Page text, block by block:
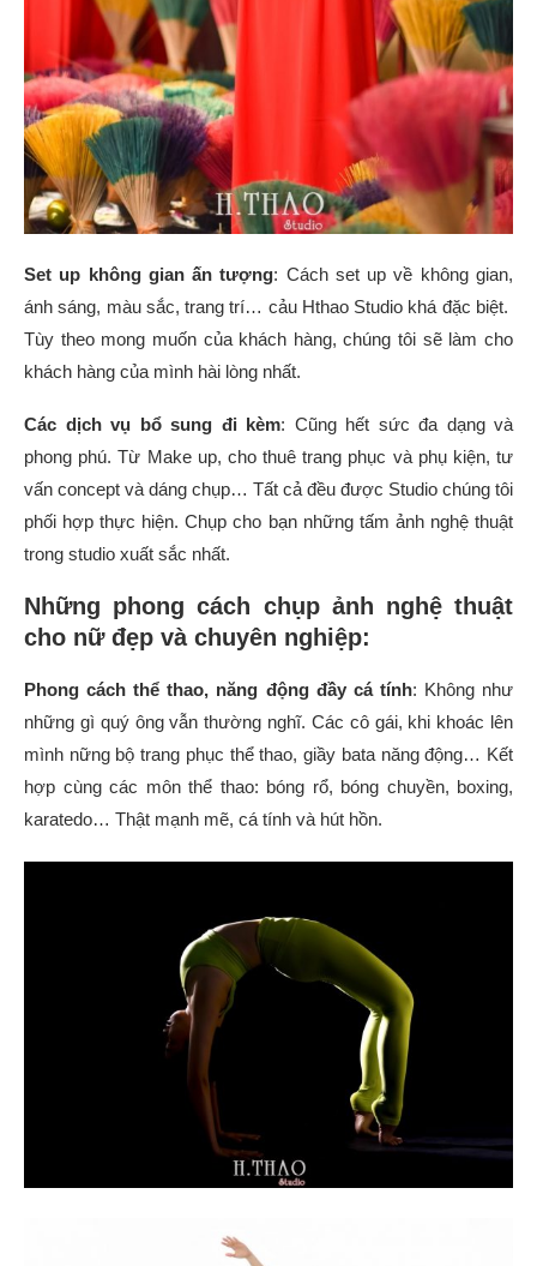
Set up không gian ấn tượng: Cách set up về không gian,
ánh sáng, màu sắc, trang trí… cảu Hthao Studio khá đặc biệt.
Tùy theo mong muốn của khách hàng, chúng tôi sẽ làm cho
khách hàng của mình hài lòng nhất.
Các dịch vụ bổ sung đi kèm: Cũng hết sức đa dạng và
phong phú. Từ Make up, cho thuê trang phục và phụ kiện, tư
vấn concept và dáng chụp… Tất cả đều được Studio chúng tôi
phối hợp thực hiện. Chụp cho bạn những tấm ảnh nghệ thuật
trong studio xuất sắc nhất.
Những phong cách chụp ảnh nghệ thuật
cho nữ đẹp và chuyên nghiệp:
Phong cách thể thao, năng động đầy cá tính: Không như
những gì quý ông vẫn thường nghĩ. Các cô gái, khi khoác lên
mình nững bộ trang phục thể thao, giầy bata năng động… Kết
hợp cùng các môn thể thao: bóng rổ, bóng chuyền, boxing,
karatedo… Thật mạnh mẽ, cá tính và hút hồn.